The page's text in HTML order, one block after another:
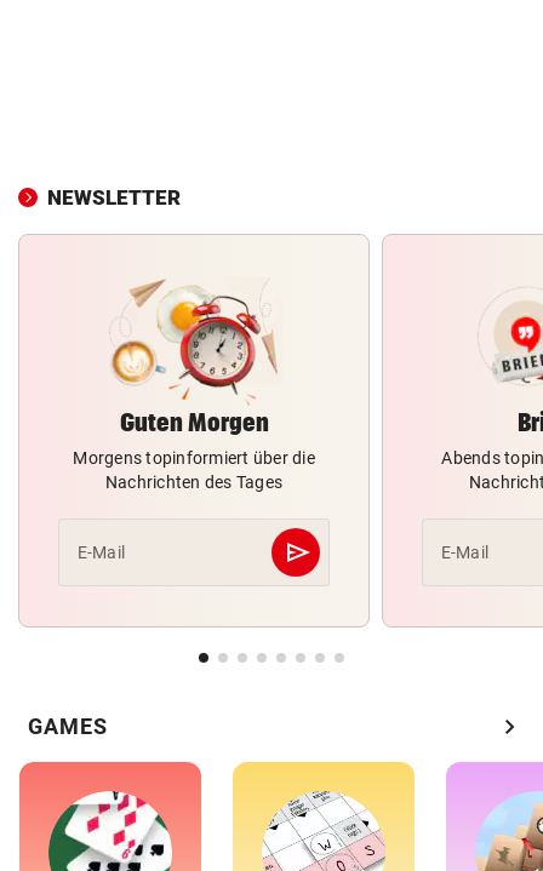
NEWSLETTER
Guten Morgen
Morgens topinformiert über die
Nachrichten des Tages
E-Mail send
Abschicken
Abends
E-Mail
GAMES chevron_right